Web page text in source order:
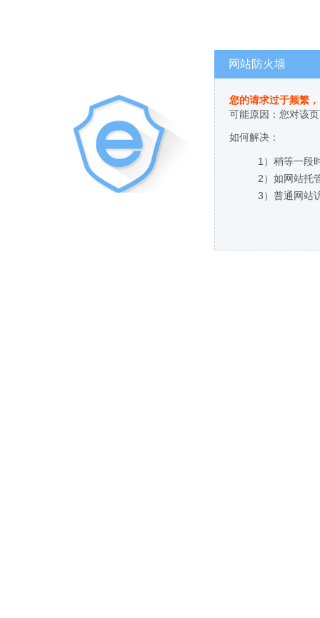
网站防火墙
您的请求过于频繁
可能原因：您对该
如何解决：
1）稍等一段
2）如网站托
3）普通网站